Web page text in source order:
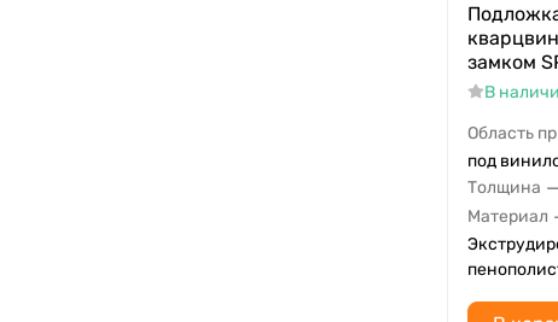
замком
В
Область
под
Толщина —
Материал